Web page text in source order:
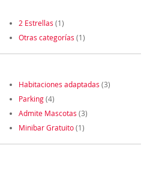
2 Estrellas (1)
Otras categorías (1)
Habitaciones adaptadas (3)
Parking(4)
Admite Mascotas (3)
Minibar Gratuito(1)